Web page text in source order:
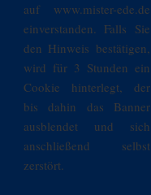
auf www.mister-ede.de
einverstanden. Falls Sie
den Hinweis bestätigen,
wird für 3 Stunden ein
Cookie hinterlegt, der
bis dahin das Banner
ausblendet und sich
anschließend selbst
zerstört.